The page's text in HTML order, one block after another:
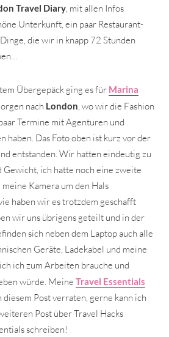
Travel Diary , mit allen Infos
Unterkunft, ein paar Restaurant-
die wir in knapp 72 Stunden
Übergepäck ging es für Marina
nach London , wo wir die Fashion
Termine mit Agenturen und
haben. Das Foto oben ist kurz vor der
entstanden. Wir hatten eindeutig zu
Gewicht, ich hatte noch eine zweite
Kamera um den Hals
haben wir es trotzdem geschafft
wir uns übrigens geteilt und in der
sich neben dem Laptop auch alle
Geräte, Ladekabel und meine
ich zum Arbeiten brauche und
würde. Meine Travel Essentials
Post verraten, gerne kann ich
Post über Travel Hacks
schreiben!